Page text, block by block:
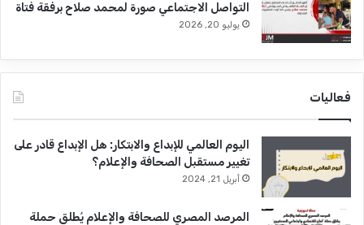
التواصل الاجتماعي صورة لمحمد صلاح برفقة فتاة
يوليو 20, 2026
فعاليات
اليوم العالمي للإبداع والابتكار: هل الإبداع قادر على
تغيير مستقبل الصحافة والإعلام؟
أبريل 21, 2024
المرصد المصري للصحافة والإعلام يُطلق حملة